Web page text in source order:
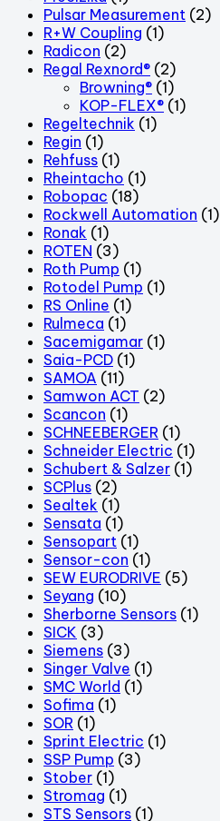
Pulsar Measurement (2)
R+W Coupling (1)
Radicon (2)
Regal Rexnord® (2)
Browning® (1)
KOP-FLEX® (1)
Regeltechnik (1)
Regin (1)
Rehfuss (1)
Rheintacho (1)
Robopac (18)
Rockwell Automation (1)
Ronak (1)
ROTEN (3)
Roth Pump (1)
Rotodel Pump (1)
RS Online (1)
Rulmeca (1)
Sacemigamar (1)
Saia-PCD (1)
SAMOA (11)
Samwon ACT (2)
Scancon (1)
SCHNEEBERGER (1)
Schneider Electric (1)
Schubert & Salzer (1)
SCPlus (2)
Sealtek (1)
Sensata (1)
Sensopart (1)
Sensor-con (1)
SEW EURODRIVE (5)
Seyang (10)
Sherborne Sensors (1)
SICK (3)
Siemens (3)
Singer Valve (1)
SMC World (1)
Sofima (1)
SOR (1)
Sprint Electric (1)
SSP Pump (3)
Stober (1)
Stromag (1)
STS Sensors (1)